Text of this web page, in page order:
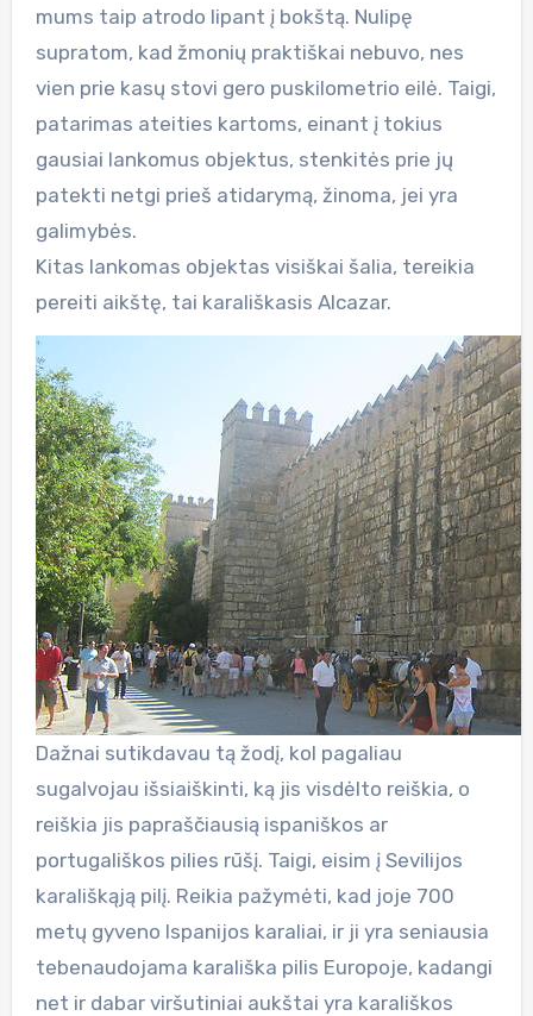
mums taip atrodo lipant į bokštą. Nulipę
supratom, kad žmonių praktiškai nebuvo, nes
vien prie kasų stovi gero puskilometrio eilė. Taigi,
patarimas ateities kartoms, einant į tokius
gausiai lankomus objektus, stenkitės prie jų
patekti netgi prieš atidarymą, žinoma, jei yra
galimybės.
Kitas lankomas objektas visiškai šalia, tereikia
pereiti aikštę, tai karališkasis Alcazar.
Dažnai sutikdavau tą žodį, kol pagaliau
sugalvojau išsiaiškinti, ką jis visdėlto reiškia, o
reiškia jis papraščiausią ispaniškos ar
portugališkos pilies rūšį. Taigi, eisim į Sevilijos
karališkąją pilį. Reikia pažymėti, kad joje 700
metų gyveno Ispanijos karaliai, ir ji yra seniausia
tebenaudojama karališka pilis Europoje, kadangi
net ir dabar viršutiniai aukštai yra karališkos